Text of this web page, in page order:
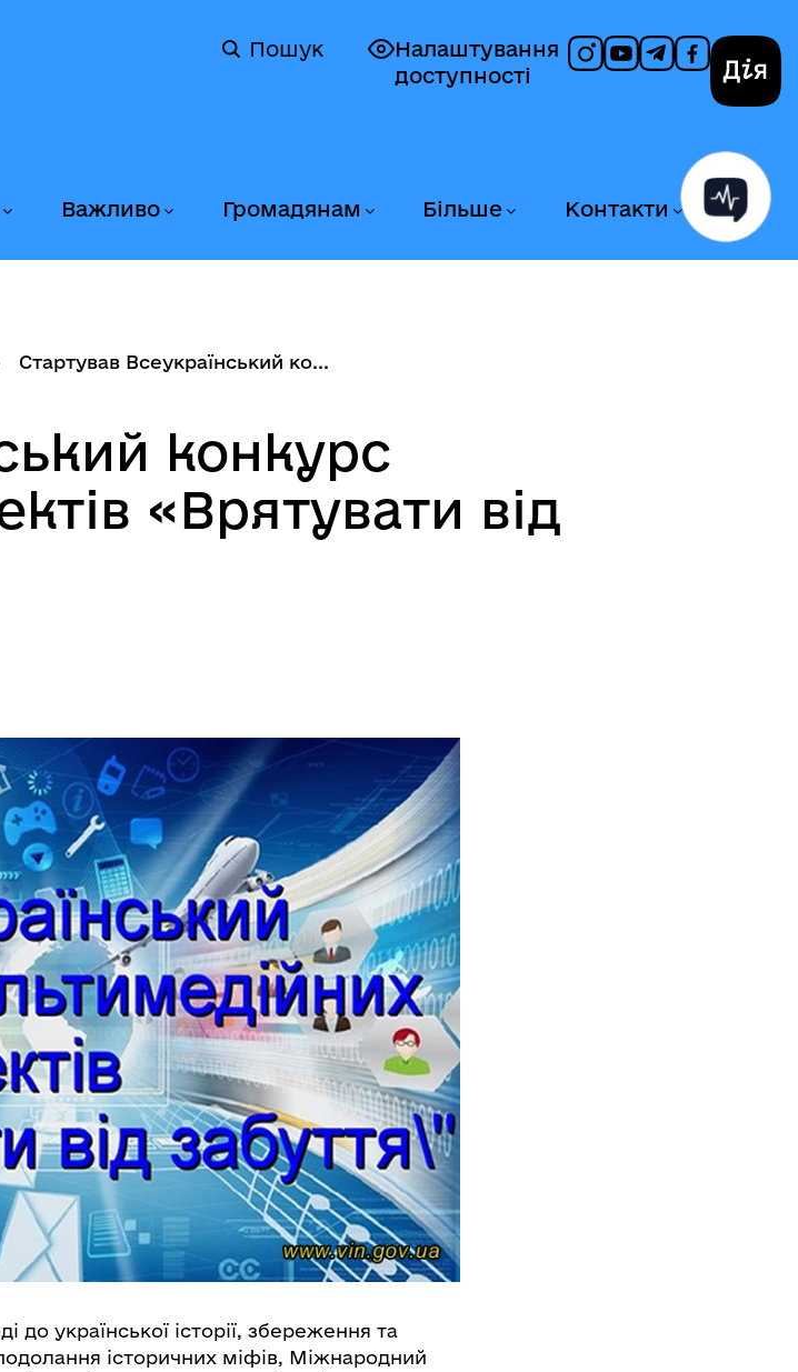
Налаштування
доступності
Пошук
Важливо Громадянам Більше Контакти
Стартував Всеукраїнський ко...
конкурс
«Врятувати від
української історії, збереження та
історичних міфів, Міжнародний